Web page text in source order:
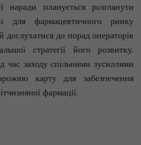
наради планується розглянути
для фармацевтичного ринку
до порад операторів
стратегії його розвитку.
час заходу спільними зусиллями
карту для забезпечення
фармації.